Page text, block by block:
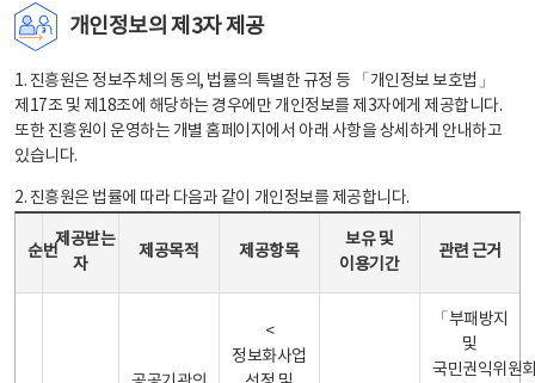
개인정보의 제3자 제공
1. 진흥원은 정보주체의 동의, 법률의 특별한 규정 등 「개인정보 보호법」
제17조 및 제18조에 해당하는 경우에만 개인정보를 제3자에게 제공합니다.
또한 진흥원이 운영하는 개별 홈페이지에서 아래 사항을 상세하게 안내하고
있습니다.
2. 진흥원은 법률에 따라 다음과 같이 개인정보를 제공합니다.
순번
제공받는
자
제공목적 제공항목
보유 및
이용기간
관련 근거
<
정보화사업
「부패방지
및
국민권익위원